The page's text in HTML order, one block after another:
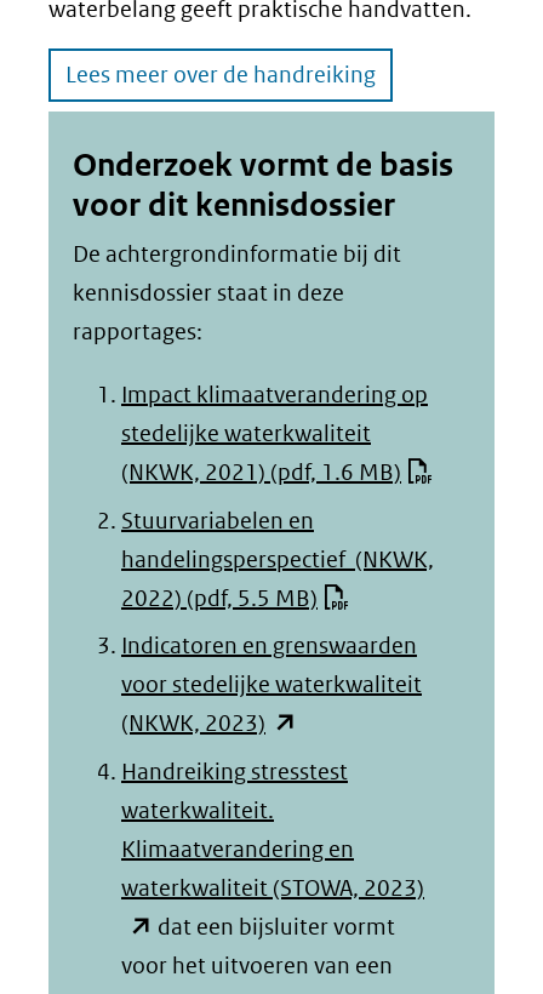
waterbelang geeft praktische handvatten.
Lees meer over de handreiking
Onderzoek vormt de basis
voor dit kennisdossier
De achtergrondinformatie bij dit
kennisdossier staat in deze
rapportages:
Impact klimaatverandering op
stedelijke waterkwaliteit
(NKWK, 2021) (pdf, 1.6 MB)
Stuurvariabelen en
handelingsperspectief (NKWK,
2022) (pdf, 5.5 MB)
Indicatoren en grenswaarden
voor stedelijke waterkwaliteit
(NKWK, 2023) (opent
in
nieuw
venster)
(verwijst
naar
een
Handreiking stresstest
waterkwaliteit.
Klimaatverandering en
waterkwaliteit (STOWA, 2023)
dat een bijsluiter vormt
voor het uitvoeren van een